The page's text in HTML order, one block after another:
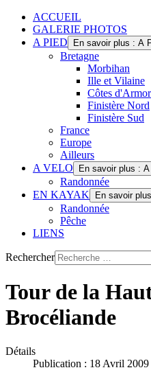
ACCUEIL
GALERIE PHOTOS
A PIED
En savoir plus : A
Bretagne
Morbihan
Ille et Vilaine
Côtes d'Armor
Finistère Nord
Finistère Sud
France
Europe
Ailleurs
A VELO
En savoir plus :
Randonnée
EN KAYAK
En savoir
Randonnée
Pêche
LIENS
Rechercher
Tour de la
Brocéliande
Détails
Publication : 18 Avril 2009